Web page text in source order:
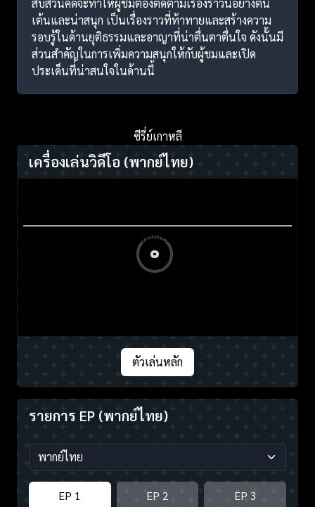
เต้นและน่าสนุก เป็นเรื่องราวที่ท้าทายและสร้างความ
รอบรู้ในด้านยุติธรรมและอาญาที่น่าตื่นตาตื่นใจ ดังนั้นมี
ส่วนสำคัญในการเพิ่มความสนุกให้กับผู้ชมและเปิด
ประเด็นที่น่าสนใจในด้านนี้
ซีรี่ย์เกาหลี
เครื่องเล่นวิดีโอ (พากย์ไทย)
ตัวเล่นหลัก
รายการ EP (พากย์ไทย)
EP 1 EP 2 EP 3